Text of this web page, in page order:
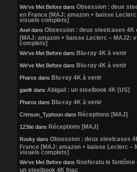
We've Met Before dans Obsession : deux
en France [MAJ: amazon + baisse
visuels complets]
Axel dans Obsession : deux steelcases 4K
[MAJ: amazon + baisse Leclerc – MAJ2:
complets]
We've Met Before dans Blu-ray 4K à venir
We've Met Before dans Blu-ray 4K à venir
Pharos dans Blu-ray 4K à venir
gaellr dans Abigail : un steelbook 4K [US]
Pharos dans Blu-ray 4K à venir
Crimson_Typhoon dans Réceptions [MAJ]
123tie dans Réceptions [MAJ]
Rooky dans Obsession : deux steelcases
France [MAJ: amazon + baisse Leclerc –
visuels complets]
We've Met Before dans Nosferatu le fantôme
un steelbook 4K fnac